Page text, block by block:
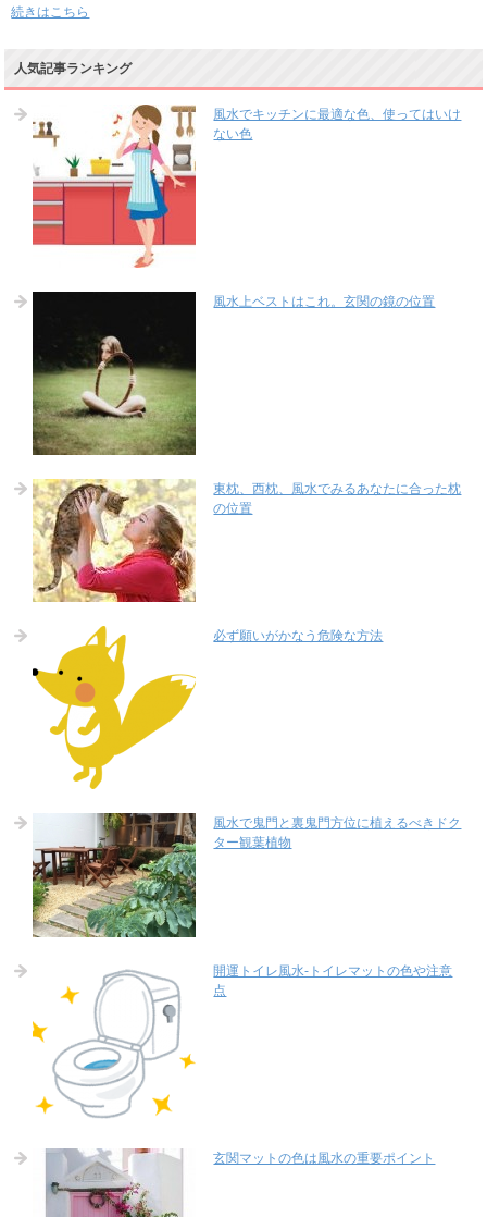
続きはこちら
人気記事ランキング
風水でキッチンに最適な色、使ってはいけ
ない色
風水上ベストはこれ。玄関の鏡の位置
東枕、西枕、風水でみるあなたに合った枕
の位置
必ず願いがかなう危険な方法
風水で鬼門と裏鬼門方位に植えるべきドク
ター観葉植物
開運トイレ風水-トイレマットの色や注意
点
玄関マットの色は風水の重要ポイント